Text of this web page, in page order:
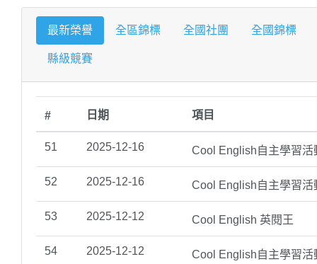
最新榮譽 全區錦標 全國社團 全國錦標
縣級競賽
# 日期 項目
51 2025-12-16 Cool English自主學習活
52 2025-12-16 Cool English自主學習活
53 2025-12-12 Cool English 英閱王
54 2025-12-12 Cool English自主學習活